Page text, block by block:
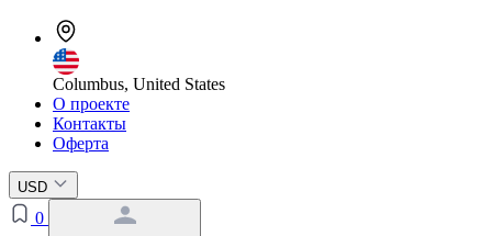
Columbus, United States
О проекте
Контакты
Оферта
USD
0